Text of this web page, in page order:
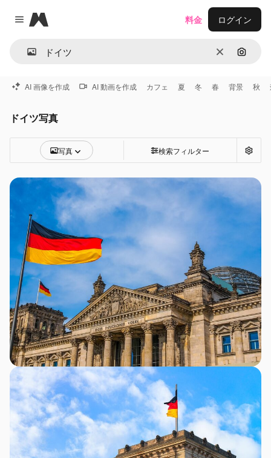
Close menu
Magnific
消去 画像で
料金 ログイン
AI 画像を作成 AI 動画を作成 カフェ 夏 冬 春 背景 秋
ドイツ写真
写真 検索フィルター